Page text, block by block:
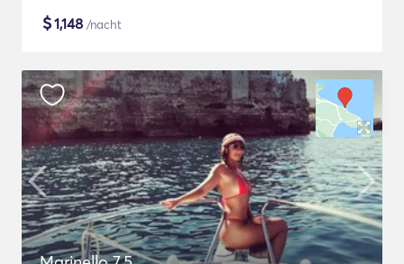
$1,148 /nacht